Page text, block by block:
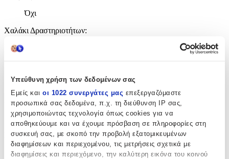
Υπεύθυνη χρήση των δεδομένων σας
Εμείς και οι 1022 συνεργάτες μας επεξεργαζόμαστε
προσωπικά σας δεδομένα, π.χ. τη διεύθυνση IP σας,
χρησιμοποιώντας τεχνολογία όπως cookies για να
αποθηκεύουμε και να έχουμε πρόσβαση σε πληροφορίες στη
συσκευή σας, με σκοπό την προβολή εξατομικευμένων
διαφημίσεων και περιεχομένου, τις μετρήσεις σχετικά με
διαφημίσεις και περιεχόμενο, την καλύτερη εικόνα του κοινού
Όχι
Χαλάκι Δραστηριοτήτων:
Όχι
Πλύσιμο στο Πλυντήριο:
Όχι
Στρογγυλό :
Όχι